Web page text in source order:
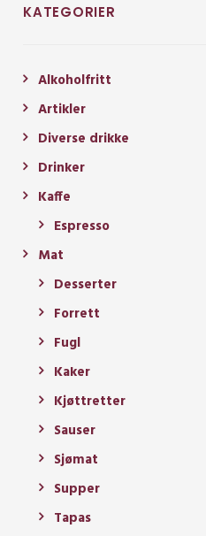
KATEGORIER
Alkoholfritt
Artikler
Diverse drikke
Drinker
Kaffe
Espresso
Mat
Desserter
Forrett
Fugl
Kaker
Kjøttretter
Sauser
Sjømat
Supper
Tapas